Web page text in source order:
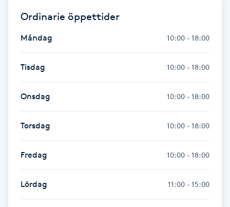
Enzympeeling
Extensions borttagning
Eyeliner-tatuering
Face framing
Faceliftmassage
Fet hårbotten
Ordinarie öppettider
Måndag 10:00 - 18:00
Tisdag 10:00 - 18:00
Onsdag 10:00 - 18:00
Torsdag 10:00 - 18:00
Fredag 10:00 - 18:00
Lördag 11:00 - 15:00